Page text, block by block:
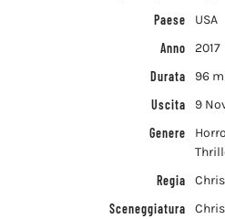
Paese
USA
Anno
2017
Durata
96
Uscita
9
Genere
Regia
Sceneggiatura